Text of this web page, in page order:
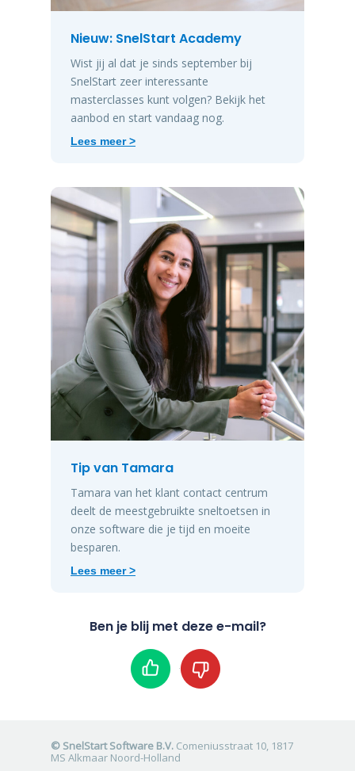
Nieuw: SnelStart Academy
Wist jij al dat je sinds september bij
SnelStart zeer interessante
masterclasses kunt volgen? Bekijk het
aanbod en start vandaag nog.
Lees meer >
Tip van Tamara
Tamara van het klant contact centrum
deelt de meestgebruikte sneltoetsen in
onze software die je tijd en moeite
besparen.
Lees meer >
Ben je blij met deze e-mail?
© SnelStart Software B.V. Comeniusstraat 10, 1817
MS Alkmaar Noord-Holland